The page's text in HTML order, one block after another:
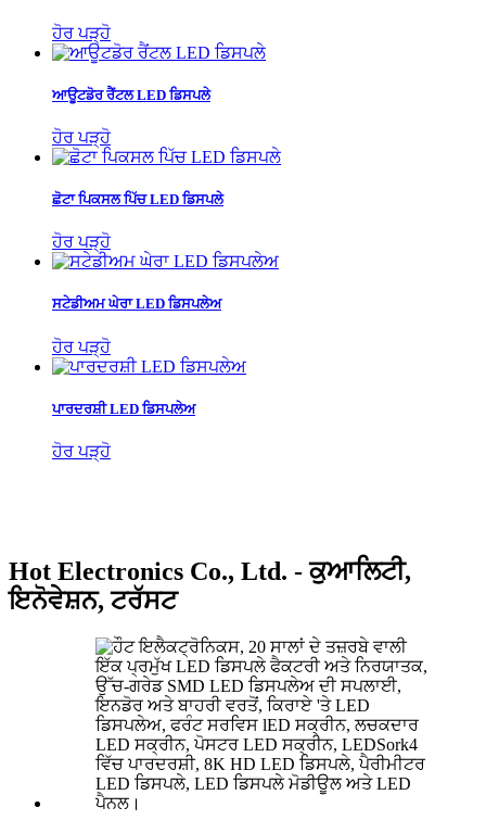
ਹੋਰ ਪੜ੍ਹੋ
ਆਊਟਡੋਰ ਰੈਂਟਲ LED ਡਿਸਪਲੇ
ਹੋਰ ਪੜ੍ਹੋ
ਛੋਟਾ ਪਿਕਸਲ ਪਿੱਚ LED ਡਿਸਪਲੇ
ਹੋਰ ਪੜ੍ਹੋ
ਸਟੇਡੀਅਮ ਘੇਰਾ LED ਡਿਸਪਲੇਅ
ਹੋਰ ਪੜ੍ਹੋ
ਪਾਰਦਰਸ਼ੀ LED ਡਿਸਪਲੇਅ
ਹੋਰ ਪੜ੍ਹੋ
Hot Electronics Co., Ltd. - ਕੁਆਲਿਟੀ,
ਇਨੋਵੇਸ਼ਨ, ਟਰੱਸਟ